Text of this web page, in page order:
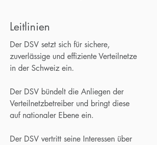
Leitlinien
Der DSV setzt sich für sichere,
zuverlässige und effiziente Verteilnetze
in der Schweiz ein.
Der DSV bündelt die Anliegen der
Verteilnetzbetreiber und bringt diese
auf nationaler Ebene ein.
Der DSV vertritt seine Interessen über